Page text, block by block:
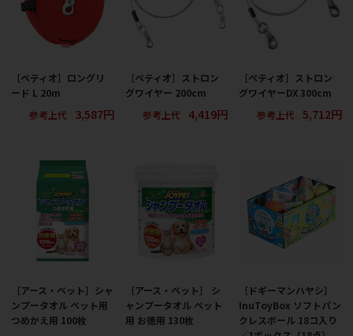
［ペティオ］ロングリ
ード L 20m
参考上代
3,587円
［ペティオ］ストロン
グワイヤー 200cm
参考上代
4,419円
［ペティオ］ストロン
グワイヤーDX 300cm
参考上代
5,712円
［アース・ペット］シャ
ンプータオル ペット用
つめかえ用 100枚
［アース・ペット］ シ
ャンプータオル ペット
用 お徳用 130枚
［ドギーマンハヤシ］
InuToyBox ソフトパン
クレスボール 18コ入り